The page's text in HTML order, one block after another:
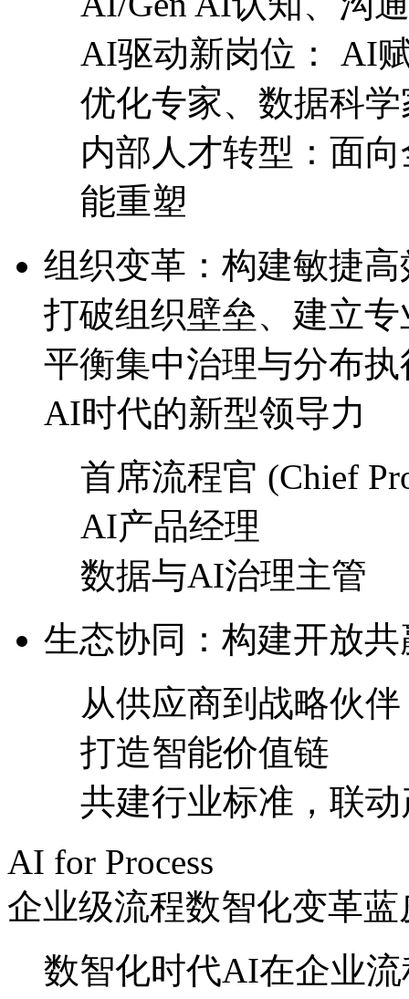
AI驱动新岗位： AI
优化专家、数据科
内部人才转型：面向
能重塑
组织变革：构建敏
打破组织壁垒、建立
平衡集中治理与分布
AI时代的新型领导力
首席流程官 (Chief
AI产品经理
数据与AI治理主管
生态协同：构建开放
从供应商到战略伙伴
打造智能价值链
共建行业标准，联
AI for Process
企业级流程数智化变革蓝
数智化时代AI在企业